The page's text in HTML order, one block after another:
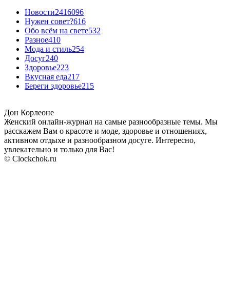
Новости2416096
Нужен совет?616
Обо всём на свете532
Разное410
Мода и стиль254
Досуг240
Здоровье223
Вкусная еда217
Береги здоровье215
Дон Корлеоне
Женский онлайн-журнал на самые разнообразные темы. Мы
расскажем Вам о красоте и моде, здоровье и отношениях,
активном отдыхе и разнообразном досуге. Интересно,
увлекательно и только для Вас!
© Clockchok.ru